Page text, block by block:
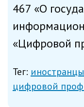
467 «О
«Цифровой
об
без
Тег: иностранцы
цифровой